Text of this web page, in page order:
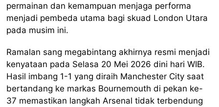
permainan dan kemampuan menjaga performa
menjadi pembeda utama bagi skuad London Utara
pada musim ini.
Ramalan sang megabintang akhirnya resmi menjadi
kenyataan pada Selasa 20 Mei 2026 dini hari WIB.
Hasil imbang 1-1 yang diraih Manchester City saat
bertandang ke markas Bournemouth di pekan ke-
37 memastikan langkah Arsenal tidak terbendung